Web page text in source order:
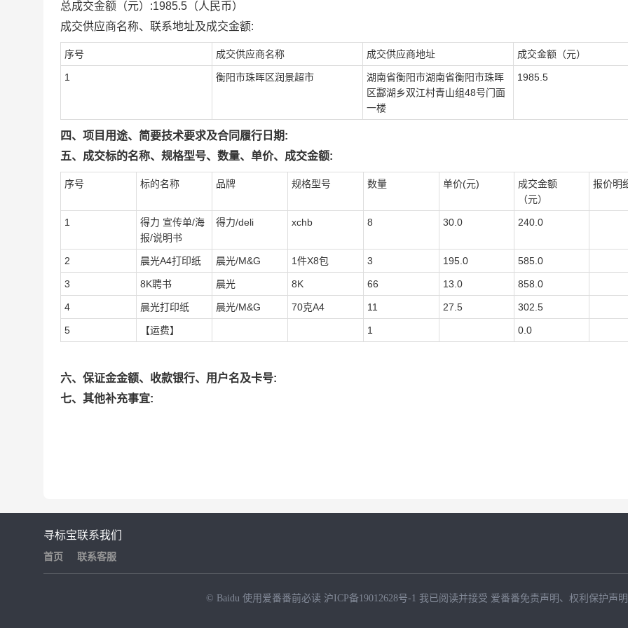
总成交金额（元）:1985.5 （人民币）
成交供应商名称、联系地址及成交金额:
序号 成交供应商名称 成交供应商地址 成交金额（元）
1 衡阳市珠晖区润景超市
湖南省衡阳市湖南省衡阳市珠晖
区酃湖乡双江村青山组48号门面
一楼
1985.5
四、项目用途、简要技术要求及合同履行日期:
五、成交标的名称、规格型号、数量、单价、成交金额:
序号 标的名称 品牌 规格型号 数量 单价(元)
成交金额
（元）
报价明
1
得力 宣传单/海
报/说明书
得力/deli xchb 8 30.0 240.0
2 晨光A4打印纸 晨光/M&G 1件X8包 3 195.0 585.0
3 8K聘书 晨光 8K 66 13.0 858.0
4 晨光打印纸 晨光/M&G 70克A4 11 27.5 302.5
5 【运费】 1 0.0
六、保证金金额、收款银行、用户名及卡号:
七、其他补充事宜:
寻标宝
首页
联系我们
联系客服
© Baidu 使用爱番番前必读 沪ICP备19012628号-1 我已阅读并接受 爱番番免责声明 、 权利保护声明